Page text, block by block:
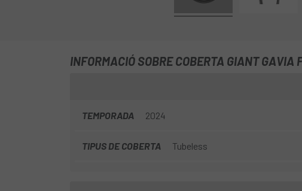
INFORMACIÓ SOBRE COBERTA GIANT GAVIA
TEMPORADA 2024
TIPUS DE COBERTA Tubeless